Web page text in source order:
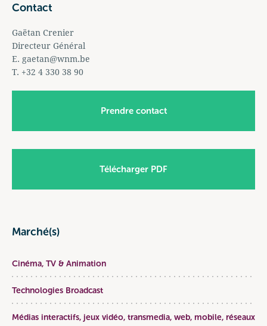
Contact
Gaëtan Crenier
Directeur Général
E. gaetan@wnm.be
T. +32 4 330 38 90
Prendre contact
Télécharger PDF
Marché(s)
Cinéma, TV & Animation
Technologies Broadcast
Médias interactifs, jeux vidéo, transmedia, web, mobile, réseaux